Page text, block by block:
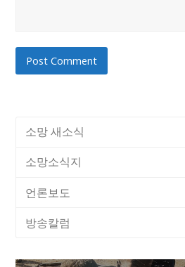
소망 새소식
소망소식지
언론보도
방송칼럼